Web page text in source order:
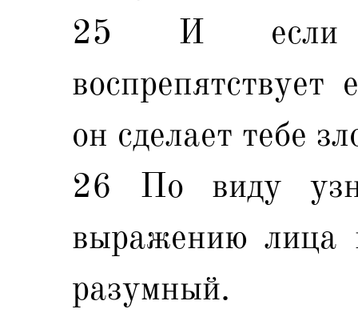
25 И если
воспрепятствует
он сделает тебе
26 По виду
выражению лица
разумный.